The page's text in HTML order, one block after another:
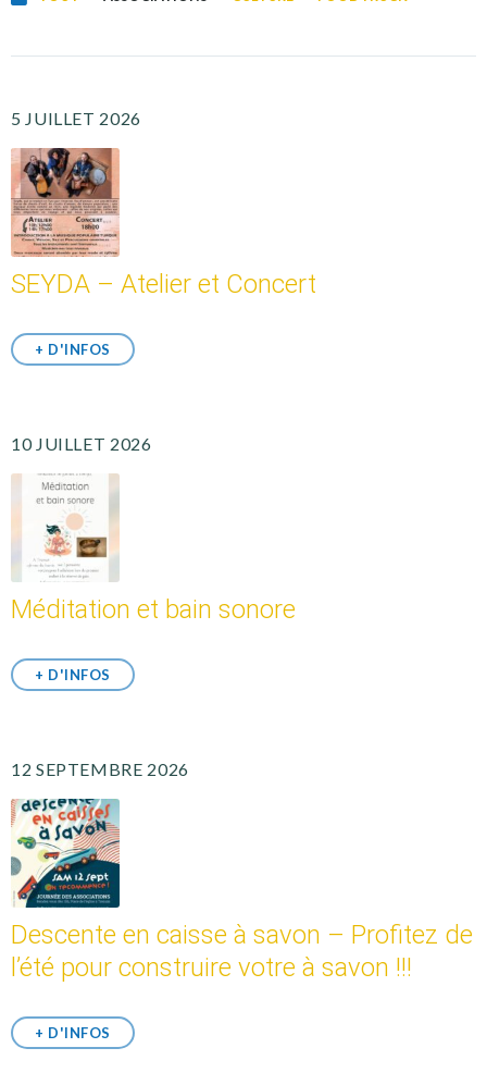
5 JUILLET 2026
SEYDA – Atelier et Concert
+ D'INFOS
10 JUILLET 2026
Méditation et bain sonore
+ D'INFOS
12 SEPTEMBRE 2026
Descente en caisse à savon – Profitez de
l’été pour construire votre à savon !!!
+ D'INFOS